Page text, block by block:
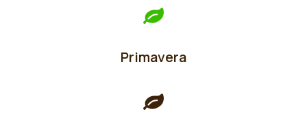
Primavera